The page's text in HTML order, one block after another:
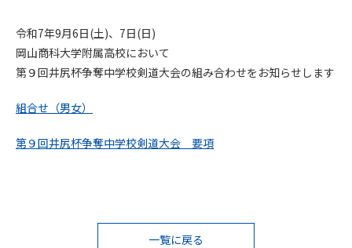
令和7年9月6日(土)、7日(日)
岡山商科大学附属高校において
第９回井尻杯争奪中学校剣道大会の組み合わせをお知らせします
組合せ（男女）
第９回井尻杯争奪中学校剣道大会 要項
一覧に戻る